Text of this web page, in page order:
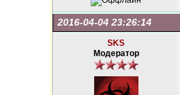
2016-04-04 23:26:14
SKS
Модератор